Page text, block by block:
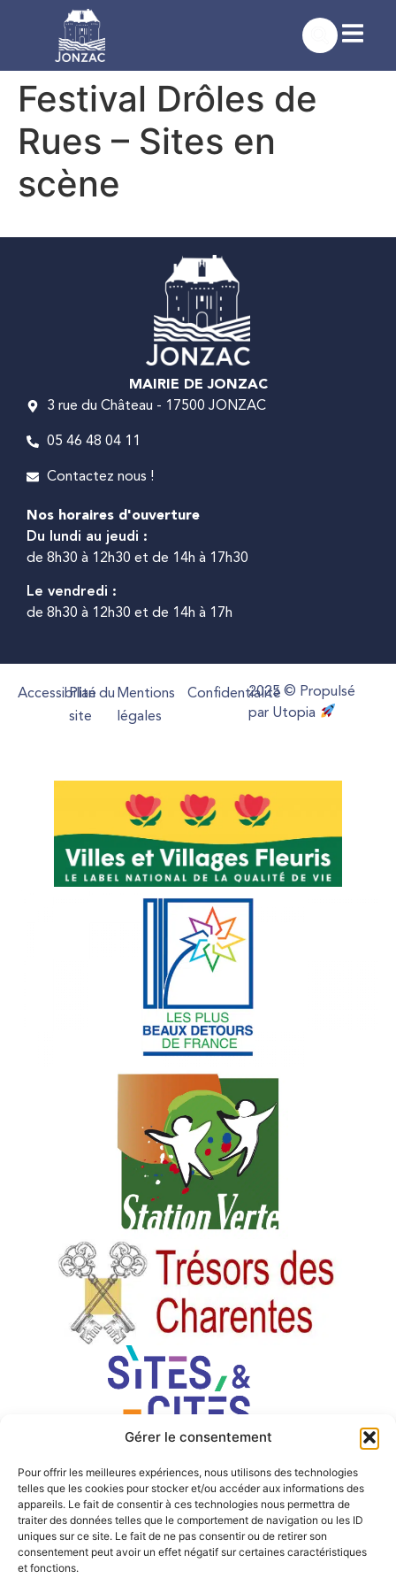
Gérer le consentement
Pour offrir les meilleures expériences, nous utilisons des technologies
telles que les cookies pour stocker et/ou accéder aux informations des
appareils. Le fait de consentir à ces technologies nous permettra de
traiter des données telles que le comportement de navigation ou les ID
uniques sur ce site. Le fait de ne pas consentir ou de retirer son
consentement peut avoir un effet négatif sur certaines caractéristiques
et fonctions.
Festival Drôles de
Rues – Sites en
scène
MAIRIE DE JONZAC
3 rue du Château - 17500 JONZAC
05 46 48 04 11
Contactez nous !
Nos horaires d'ouverture
Du lundi au jeudi :
de 8h30 à 12h30 et de 14h à 17h30
Le vendredi :
de 8h30 à 12h30 et de 14h à 17h
Accessibilité
Plan du
site
Mentions
légales
Confidentialité2025 © Propulsé
par Utopia